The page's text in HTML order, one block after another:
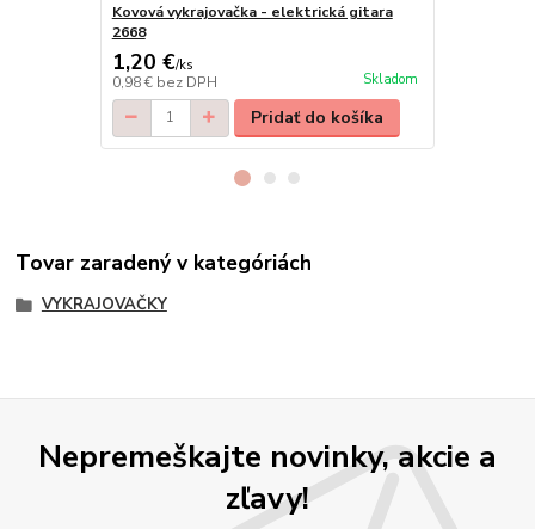
Kovová vykrajovačka - elektrická gitara
2668
1,20 €/ks
0,98 € bez DPH Skladom
Pridať do košíka
Tovar zaradený v kategóriách
VYKRAJOVAČKY
Nepremeškajte novinky, akcie a
zľavy!